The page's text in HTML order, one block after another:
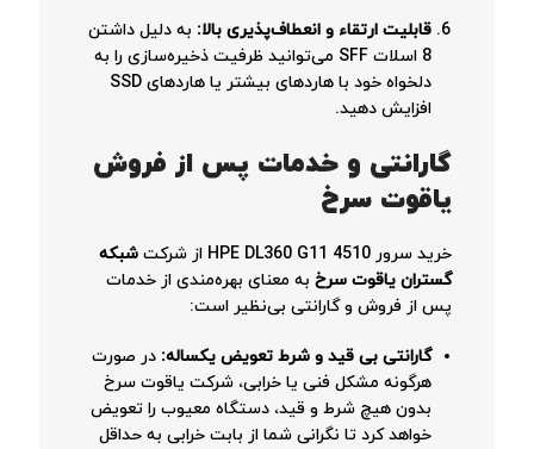
قابلیت ارتقاء و انعطاف‌پذیری بالا: به دلیل داشتن
8 اسلات SFF می‌توانید ظرفیت ذخیره‌سازی را به
دلخواه خود با هاردهای بیشتر یا هاردهای SSD
افزایش دهید.
گارانتی و خدمات پس از فروش
یاقوت سرخ
خرید سرور HPE DL360 G11 4510 از شرکت
شبکه
گستران یاقوت سرخ به معنای بهره‌مندی از خدمات
پس از فروش و گارانتی بی‌نظیر است:
گارانتی بی قید و شرط تعویض یکساله: در صورت
هرگونه مشکل فنی یا خرابی، شرکت یاقوت سرخ
بدون هیچ شرط و قید، دستگاه معیوب را تعویض
خواهد کرد تا نگرانی شما از بابت خرابی به حداقل